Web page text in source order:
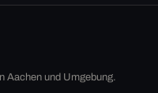
Aachen und Umgebung.